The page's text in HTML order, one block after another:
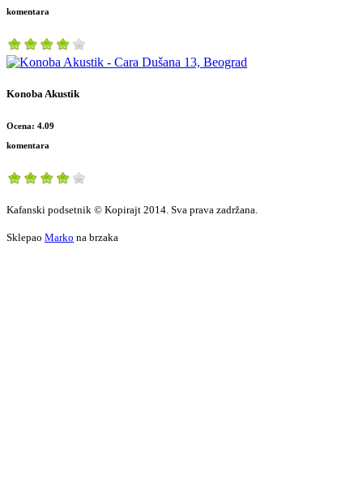
komentara
Konoba Akustik
Ocena: 4.09
komentara
Kafanski podsetnik © Kopirajt 2014. Sva prava zadržana.
Sklepao Marko na brzaka